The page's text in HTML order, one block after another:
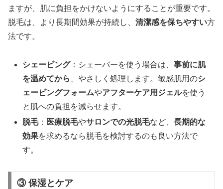
ますが、肌に負担をかけないようにすることが重要です。
脱毛は、より長期間効果が持続し、 清潔感を保ちやすい方
法です。
シェービング：シェーバーを使う場合は、事前に肌
を温めてから
、やさしく処理します。敏感肌用のシ
ェービングフォームやアフターケア用ジェルを使う
と肌への負担を減らせます。
脱毛： 医療脱毛やサロンでの光脱毛など、長期的な
効果を求めるなら脱毛を検討するのも良い方法で
す。
③ 保湿とケア